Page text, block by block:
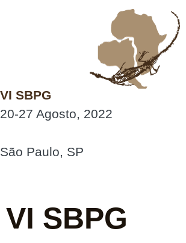
VI SBPG
20-27 Agosto, 2022
São Paulo, SP
VI SBPG